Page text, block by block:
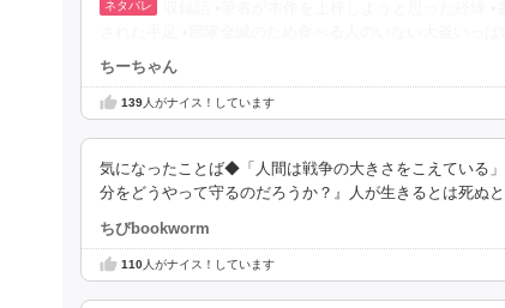
された手足 •部隊全滅のため食べる人のいない大釜いっ
ちーちゃん
139人がナイス！しています
気になったことば◆「人間は戦争の大きさをこえている
分をどうやって守るのだろうか？』人が生きるとは死ぬ
ちびbookworm
110人がナイス！しています